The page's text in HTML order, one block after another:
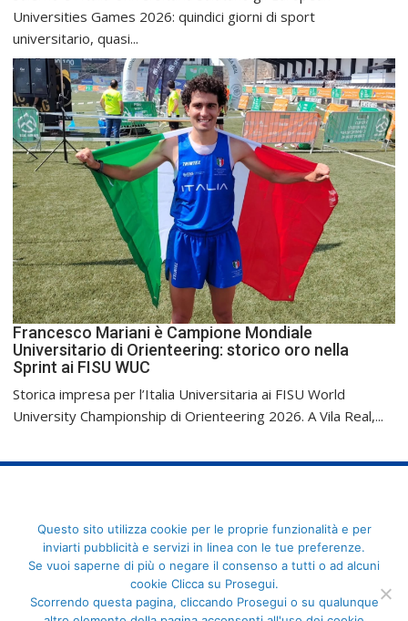
Universities Games 2026: quindici giorni di sport
universitario, quasi...
Francesco Mariani è Campione Mondiale
Universitario di Orienteering: storico oro nella
Sprint ai FISU WUC
Storica impresa per l’Italia Universitaria ai FISU World
University Championship di Orienteering 2026. A Vila Real,...
FederCUSI: Federazione Italiana dello Sport Universitario - Via
Angelo Brofferio, 7 - 00195 Roma - C.F. 80109270589
Questo sito utilizza cookie per le proprie funzionalità e per
inviarti pubblicità e servizi in linea con le tue preferenze.
Se vuoi saperne di più o negare il consenso a tutti o ad alcuni
cookie Clicca su Prosegui.
Scorrendo questa pagina, cliccando Prosegui o su qualunque